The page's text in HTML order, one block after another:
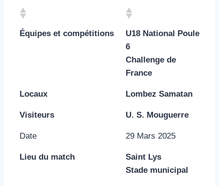
Équipes et compétitions
U18 National Poule
6
Challenge de
France
Locaux Lombez Samatan
Visiteurs U. S. Mouguerre
Date 29 Mars 2025
Lieu du match
Saint Lys
Stade municipal